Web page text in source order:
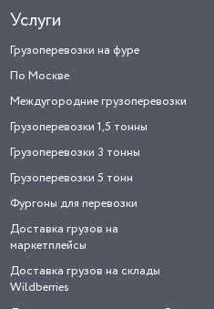
Услуги
Грузоперевозки на фуре
По Москве
Междугородние грузоперевозки
Грузоперевозки 1,5 тонны
Грузоперевозки 3 тонны
Грузоперевозки 5 тонн
Фургоны для перевозки
Доставка грузов на
маркетплейсы
Доставка грузов на склады
Wildberries